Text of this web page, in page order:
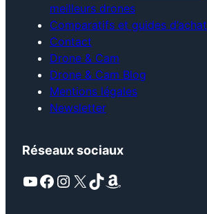
meilleurs drones
Comparatifs et guides d’achat
Contact
Drone & Cam
Drone & Cam Blog
Mentions légales
Newsletter
Réseaux sociaux
YouTube Facebook Instagram X TikTok Amazon